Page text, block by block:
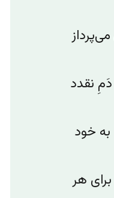
می‌پرداز
دَمِ نقدد
به خود
برای هر